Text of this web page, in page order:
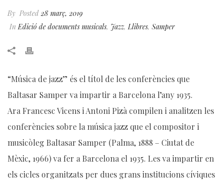
By Posted 28 març, 2019
In Edició de documents musicals, Jazz, Llibres, Samper
“Música de jazz” és el títol de les conferències que
Baltasar Samper va impartir a Barcelona l’any 1935.
Ara Francesc Vicens i Antoni Pizà compilen i analitzen les
conferències sobre la música jazz que el compositor i
musicòleg Baltasar Samper (Palma, 1888 – Ciutat de
Mèxic, 1966) va fer a Barcelona el 1935. Les va impartir en
els cicles organitzats per dues grans institucions cíviques